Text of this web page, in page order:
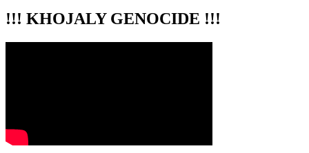
!!! KHOJALY GENOCIDE !!!